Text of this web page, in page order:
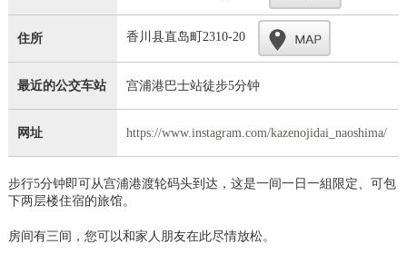
住所 香川县直岛町2310-20
最近的公交车站 宫浦港巴士站徒步5分钟
网址 https://www.instagram.com/kazenojidai_naoshima/
步行5分钟即可从宫浦港渡轮码头到达，这是一间一日一組限定、可包
下两层楼住宿的旅馆。
房间有三间，您可以和家人朋友在此尽情放松。